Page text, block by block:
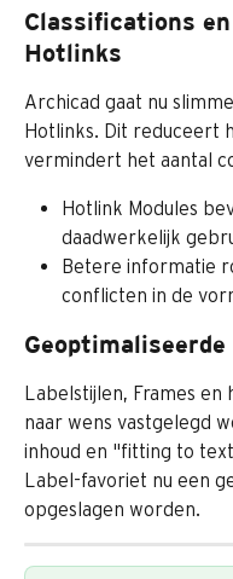
Classifications
Hotlinks
Archicad gaat nu
Hotlinks. Dit reduceert
vermindert het aantal
Hotlink Modules
daadwerkelijk
Betere informatie
conflicten in de
Labelstijlen, Frames en
naar wens vastgelegd
inhoud en "fitting to
Label-favoriet nu een
opgeslagen worden.